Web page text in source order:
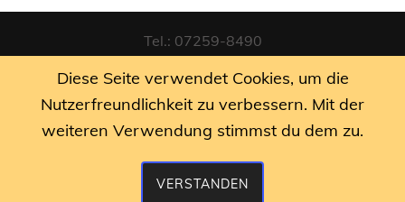
Tel.: 07259-8490
Email: sekretariat@rgs-tiefenbach.de
Datenschutzerklärung|Impressum
Diese Seite verwendet Cookies, um die
Nutzerfreundlichkeit zu verbessern. Mit der
weiteren Verwendung stimmst du dem zu.
VERSTANDEN